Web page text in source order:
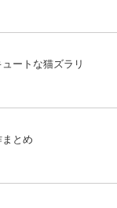
ートな猫ズラリ
とめ